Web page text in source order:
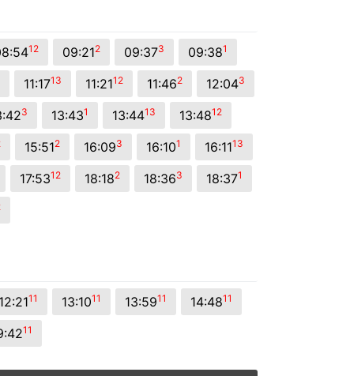
12 09:212 09:373 09:381
11:1713 11:2112 11:462 12:043
3 13:431 13:4413 13:4812
15:512 16:093 16:101 16:1113
17:5312 18:182 18:363 18:371
12:2111 13:1011 13:5911 14:4811
11